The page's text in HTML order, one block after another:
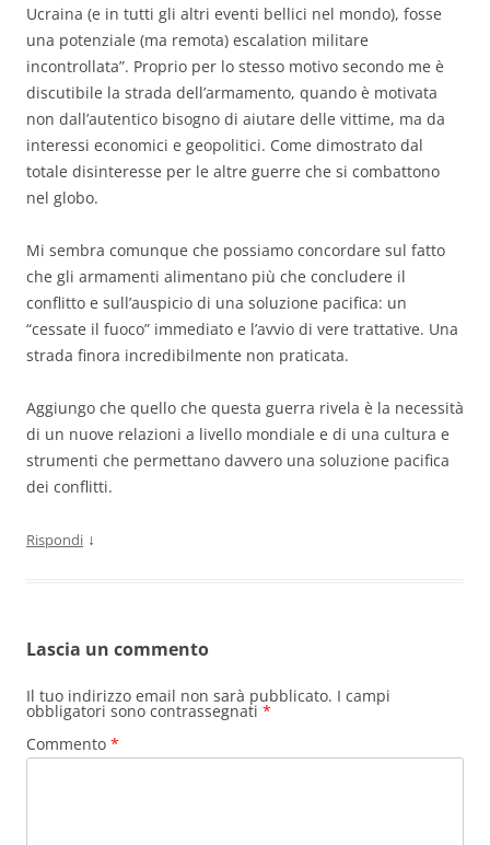
Ucraina (e in tutti gli altri eventi bellici nel mondo), fosse
una potenziale (ma remota) escalation militare
incontrollata”. Proprio per lo stesso motivo secondo me è
discutibile la strada dell’armamento, quando è motivata
non dall’autentico bisogno di aiutare delle vittime, ma da
interessi economici e geopolitici. Come dimostrato dal
totale disinteresse per le altre guerre che si combattono
nel globo.
Mi sembra comunque che possiamo concordare sul fatto
che gli armamenti alimentano più che concludere il
conflitto e sull’auspicio di una soluzione pacifica: un
“cessate il fuoco” immediato e l’avvio di vere trattative. Una
strada finora incredibilmente non praticata.
Aggiungo che quello che questa guerra rivela è la necessità
di un nuove relazioni a livello mondiale e di una cultura e
strumenti che permettano davvero una soluzione pacifica
dei conflitti.
Rispondi ↓
Lascia un commento
Il tuo indirizzo email non sarà pubblicato. I campi
obbligatori sono contrassegnati *
Commento *